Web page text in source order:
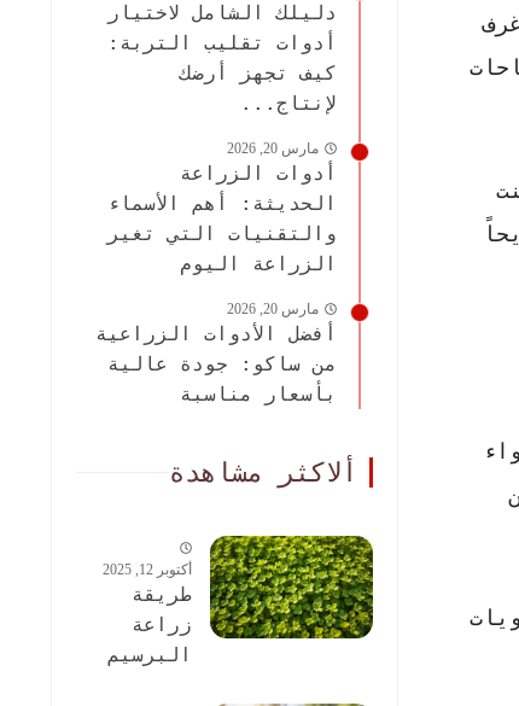
دليلك الشامل لاختيار
أدوات تقليب التربة:
كيف تجهز أرضك
لإنتاج...
مارس 20, 2026
أدوات الزراعة
الحديثة: أهم الأسماء
والتقنيات التي تغير
الزراعة اليوم
مارس 20, 2026
أفضل الأدوات الزراعية
من ساكو: جودة عالية
بأسعار مناسبة
ألاكثر مشاهدة
أكتوبر 12, 2025
طريقة
زراعة
البرسيم